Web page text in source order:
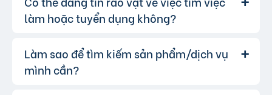
phí cơ bản cho tất cả người dùng. Tuy nhiên, để
thị, bạn có thể lựa chọn các gói dịch vụ nâng
cấp với chi phí hợp lý, xem thêmphí dịch vụ tin
VIP.
làm hoặc tuyển dụng không?
Trả lời: Hoàn toàn có thể. Website của chúng
tôi hỗ trợ đăng tin tuyển dụng và tìm việc làm.
Làm sao để tìm kiếm sản phẩm/dịch vụ
mình cần?